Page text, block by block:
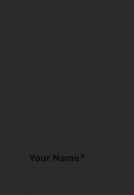
Your Name*